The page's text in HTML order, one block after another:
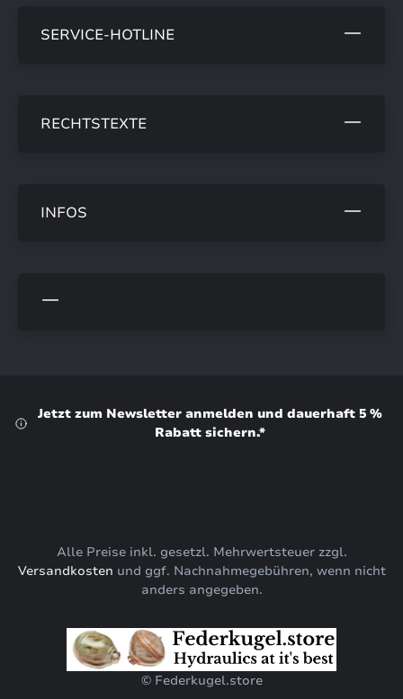
SERVICE-HOTLINE
RECHTSTEXTE
INFOS
Jetzt zum Newsletter anmelden und dauerhaft 5 %
Rabatt sichern.*
Alle Preise inkl. gesetzl. Mehrwertsteuer zzgl.
Versandkosten und ggf. Nachnahmegebühren, wenn nicht
anders angegeben.
© Federkugel.store